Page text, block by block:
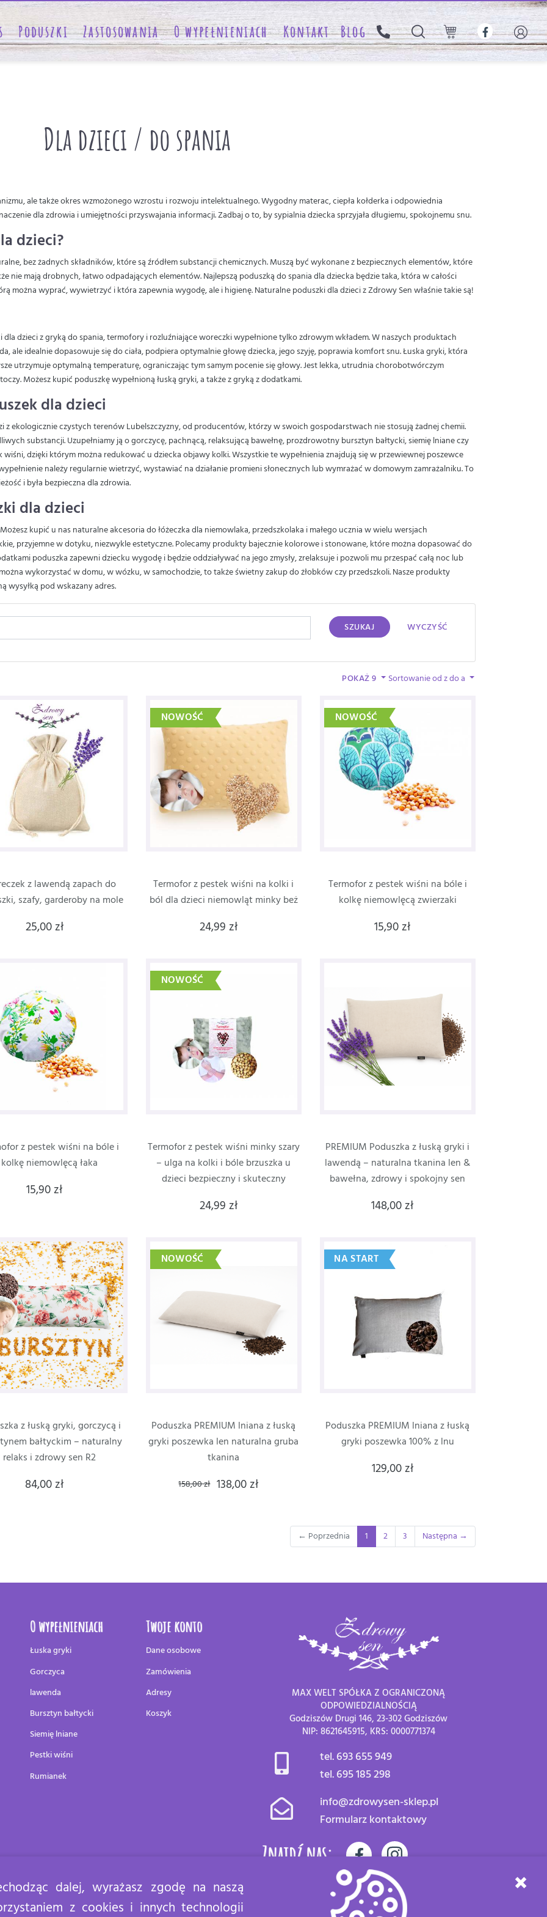
Poduszki Zastosowania O wypełnieniach Kontakt Blog
Dla dzieci / do spania
ale także okres wzmożonego wzrostu i rozwoju intelektualnego. Wygodny materac, ciepła kołderka i odpowiednia
dla zdrowia i umiejętności przyswajania informacji. Zadbaj o to, by sypialnia dziecka sprzyjała długiemu, spokojnemu snu.
dzieci?
bez żadnych składników, które są źródłem substancji chemicznych. Muszą być wykonane z bezpiecznych elementów, które
nie mają drobnych, łatwo odpadających elementów. Najlepszą poduszką do spania dla dziecka będzie taka, która w całości
można wyprać, wywietrzyć i która zapewnia wygodę, ale i higienę. Naturalne poduszki dla dzieci z Zdrowy Sen właśnie takie są!
dzieci z gryką do spania, termofory i rozluźniające woreczki wypełnione tylko zdrowym wkładem. W naszych produktach
ale idealnie dopasowuje się do ciała, podpiera optymalnie głowę dziecka, jego szyję, poprawia komfort snu. Łuska gryki, która
utrzymuje optymalną temperaturę, ograniczając tym samym pocenie się głowy. Jest lekka, utrudnia chorobotwórczym
Możesz kupić poduszkę wypełnioną łuską gryki, a także z gryką z dodatkami.
dla dzieci
z ekologicznie czystych terenów Lubelszczyzny, od producentów, którzy w swoich gospodarstwach nie stosują żadnej chemii.
substancji. Uzupełniamy ją o gorczycę, pachnącą, relaksującą bawełnę, prozdrowotny bursztyn bałtycki, siemię lniane czy
dzięki którym można redukować u dziecka objawy kolki. Wszystkie te wypełnienia znajdują się w przewiewnej poszewce
należy regularnie wietrzyć, wystawiać na działanie promieni słonecznych lub wymrażać w domowym zamrażalniku. To
i była bezpieczna dla zdrowia.
dla dzieci
kupić u nas naturalne akcesoria do łóżeczka dla niemowlaka, przedszkolaka i małego ucznia w wielu wersjach
przyjemne w dotyku, niezwykle estetyczne. Polecamy produkty bajecznie kolorowe i stonowane, które można dopasować do
poduszka zapewni dziecku wygodę i będzie oddziaływać na jego zmysły, zrelaksuje i pozwoli mu przespać całą noc lub
wykorzystać w domu, w wózku, w samochodzie, to także świetny zakup do żłobków czy przedszkoli. Nasze produkty
wysyłką pod wskazany adres.
SZUKAJ WYCZYŚĆ
POKAŻ 9 Sortowanie od z do a
z lawendą zapach do
szafy, garderoby na mole
25,00 zł
NOWOŚĆ
Termofor z pestek wiśni na kolki i
ból dla dzieci niemowląt minky beż
24,99 zł
NOWOŚĆ
Termofor z pestek wiśni na bóle i
kolkę niemowlęcą zwierzaki
15,90 zł
z pestek wiśni na bóle i
kolkę niemowlęcą łaka
15,90 zł
NOWOŚĆ
Termofor z pestek wiśni minky szary
– ulga na kolki i bóle brzuszka u
dzieci bezpieczny i skuteczny
24,99 zł
PREMIUM Poduszka z łuską gryki i
lawendą – naturalna tkanina len &
bawełna, zdrowy i spokojny sen
148,00 zł
z łuską gryki, gorczycą i
bałtyckim – naturalny
relaks i zdrowy sen R2
84,00 zł
NOWOŚĆ
Poduszka PREMIUM lniana z łuską
gryki poszewka len naturalna gruba
tkanina
158,00 zł 138,00 zł
NA START
Poduszka PREMIUM lniana z łuską
gryki poszewka 100% z lnu
129,00 zł
← Poprzednia 1 (current)
2 3 Następna →
O wypełnieniach
Łuska gryki
Gorczyca
lawenda
Bursztyn bałtycki
Siemię lniane
Pestki wiśni
Rumianek
Twoje konto
Dane osobowe
Zamówienia
Adresy
Koszyk
MAX WELT SPÓŁKA Z OGRANICZONĄ
ODPOWIEDZIALNOŚCIĄ
Godziszów Drugi 146, 23-302 Godziszów
NIP: 8621645915, KRS: 0000771374
tel. 693 655 949
tel. 695 185 298
info@zdrowysen-sklep.pl
Formularz kontaktowy
Znajdź nas:
dalej, wyrażasz zgodę na naszą
z cookies i innych technologii
×